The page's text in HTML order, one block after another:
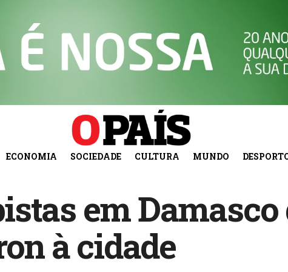
ECONOMIA SOCIEDADE CULTURA MUNDO
em
à cidade